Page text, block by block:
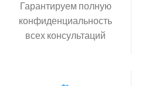
Гарантируем полную
конфиденциальность
всех консультаций